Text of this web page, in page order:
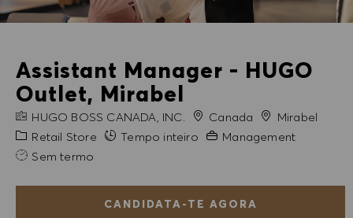
Assistant Manager - HUGO
Outlet, Mirabel
NOME DA EMPRESA
HUGO BOSS CANADA, INC. Canada Cidade
Mirabel
Categoria
Retail Store Tempo inteiro Experiência exigida
Management
Sem termo
CANDIDATA-TE AGORA